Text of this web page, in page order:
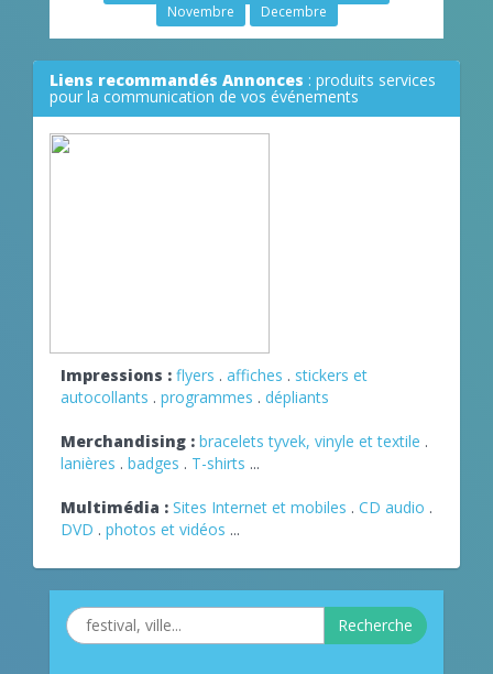
Novembre
Decembre
Liens recommandés Annonces : produits services
pour la communication de vos événements
Impressions : flyers . affiches . stickers et
autocollants . programmes . dépliants
Merchandising : bracelets tyvek, vinyle et textile .
lanières . badges . T-shirts ...
Multimédia : Sites Internet et mobiles . CD audio .
DVD . photos et vidéos ...
Recherche